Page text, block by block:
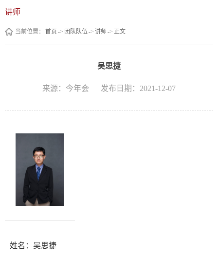
讲师
当前位置： 首页 -> 团队队伍-> 讲师 -> 正文
吴思捷
来源：今年会 发布日期：2021-12-07
姓名： 吴思捷